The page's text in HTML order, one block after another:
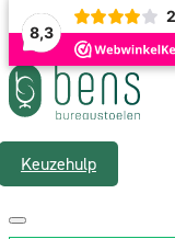
8,3 Gratis
Keuzehulp